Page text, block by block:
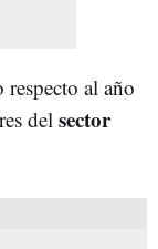
al año
del sector